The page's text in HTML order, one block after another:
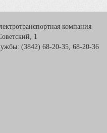
компания
1
(3842) 68-20-35, 68-20-36